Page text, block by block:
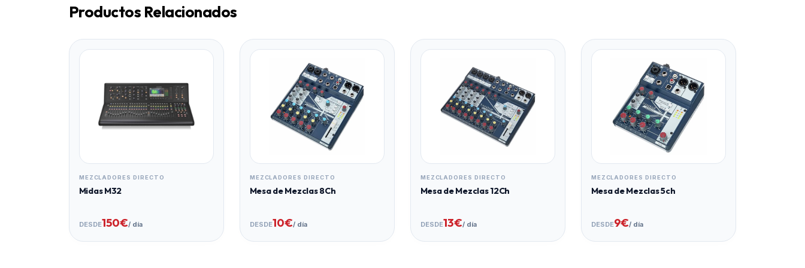
Productos Relacionados
MEZCLADORES DIRECTO
Midas M32
DESDE150€/ día
MEZCLADORES DIRECTO
Mesa de Mezclas 8Ch
DESDE10€/ día
MEZCLADORES DIRECTO
Mesa de Mezclas 12Ch
DESDE13€/ día
MEZCLADORES DIRECTO
Mesa de Mezclas 5ch
DESDE9€/ día